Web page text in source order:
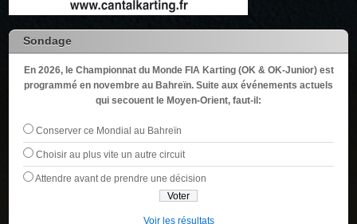
Sondage
En 2026, le Championnat du Monde FIA Karting (OK & OK-Junior) est
programmé en novembre au Bahreïn. Suite aux événements actuels
qui secouent le Moyen-Orient, faut-il:
Conserver ce Mondial au Bahreïn
Choisir au plus vite un autre circuit
Attendre avant de prendre une décision
Voir les résultats